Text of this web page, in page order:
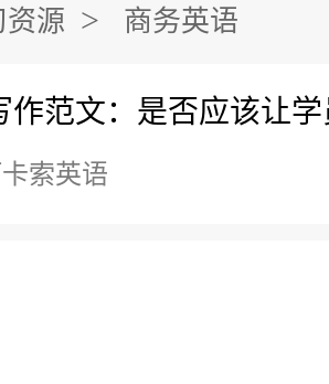
资源 > 商务英语
作范文：是否应该让
卡索英语